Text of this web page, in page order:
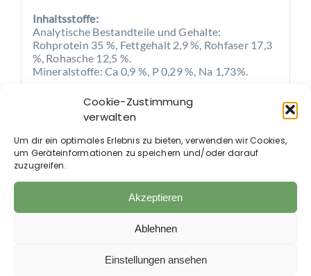
Cookie-Zustimmung
verwalten
Um dir ein optimales Erlebnis zu bieten, verwenden wir Cookies,
um Geräteinformationen zu speichern und/oder darauf
zuzugreifen.
Akzeptieren
Ablehnen
Einstellungen ansehen
Inhaltsstoffe:
Analytische Bestandteile und Gehalte:
Rohprotein 35 %, Fettgehalt 2,9 %, Rohfaser 17,3
%, Rohasche 12,5 %.
Mineralstoffe: Ca 0,9 %, P 0,29 %, Na 1,73%.
Ernährungsphysiolog. Zusatzstoffe je kg
Vitamin B1 (Thiaminhydrochlorid) 0,1 g, Vitamin
B6 (Pyridoxinhydrochlorid) 0,1 g, Vitamin B12
(Cyanocobalamin) 0,01 g.
Fütterungsempfehlung:
abends zum Futter dazugegeben. Die Dosierung
ist angegeben pro Mahlzeit!
5 kg Körpergewicht = 1/2 Messlöffel
15 kg Körpergewicht = 1 Messlöffel
40 kg Körpergewicht = 3 Messlöffel